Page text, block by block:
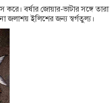
বর্ষার জোয়ার-ভাটার সঙ্গে
জলাশয় ইলিশের জন্য স্বর্গতুল্য।